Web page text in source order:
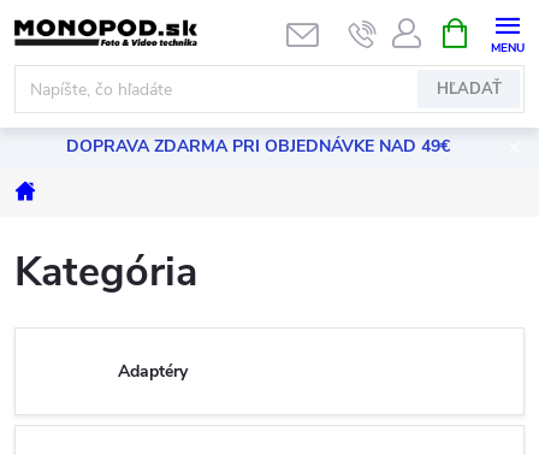
Prejsť
na
obsah
HĽADAŤ
KOŠÍK
DOPRAVA ZDARMA PRI OBJEDNÁVKE NAD 49€
Domov
Kategória
Adaptéry